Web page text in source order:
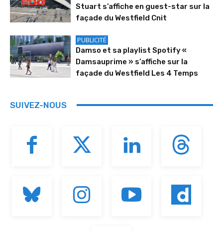
Stuart s’affiche en guest-star sur la
façade du Westfield Cnit
PUBLICITÉ
Damso et sa playlist Spotify «
Damsauprime » s’affiche sur la
façade du Westfield Les 4 Temps
SUIVEZ-NOUS